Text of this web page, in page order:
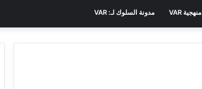
منهجية VAR مدونة السلوك لـ: VAR